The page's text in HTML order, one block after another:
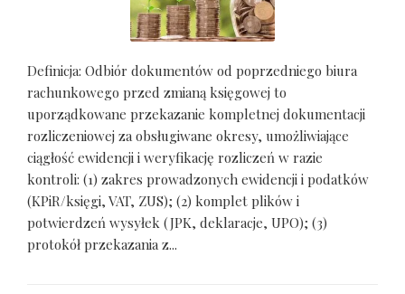
Definicja: Odbiór dokumentów od poprzedniego biura
rachunkowego przed zmianą księgowej to
uporządkowane przekazanie kompletnej dokumentacji
rozliczeniowej za obsługiwane okresy, umożliwiające
ciągłość ewidencji i weryfikację rozliczeń w razie
kontroli: (1) zakres prowadzonych ewidencji i podatków
(KPiR/księgi, VAT, ZUS); (2) komplet plików i
potwierdzeń wysyłek (JPK, deklaracje, UPO); (3)
protokół przekazania z...